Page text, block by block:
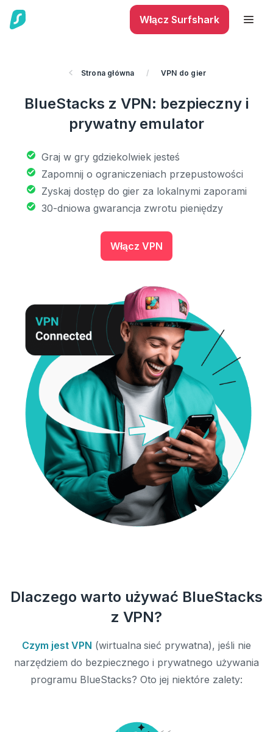
Włącz Surfshark
Strona główna / VPN do gier
BlueStacks z VPN: bezpieczny i
prywatny emulator
Graj w gry gdziekolwiek jesteś
Zapomnij o ograniczeniach przepustowości
Zyskaj dostęp do gier za lokalnymi zaporami
30-dniowa gwarancja zwrotu pieniędzy
Włącz VPN
Dlaczego warto używać BlueStacks
z VPN?
Czym jest VPN (wirtualna sieć prywatna), jeśli nie
narzędziem do bezpiecznego i prywatnego używania
programu BlueStacks? Oto jej niektóre zalety: